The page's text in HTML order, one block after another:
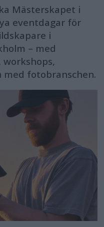
Mästerskapet i
eventdagar för
i
– med
med fotobranschen.